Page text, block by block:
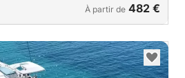
À partir de 482 €